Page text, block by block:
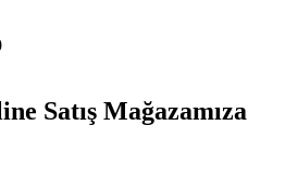
Satış Mağazamıza